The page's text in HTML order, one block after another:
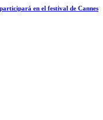
en el festival de Cannes